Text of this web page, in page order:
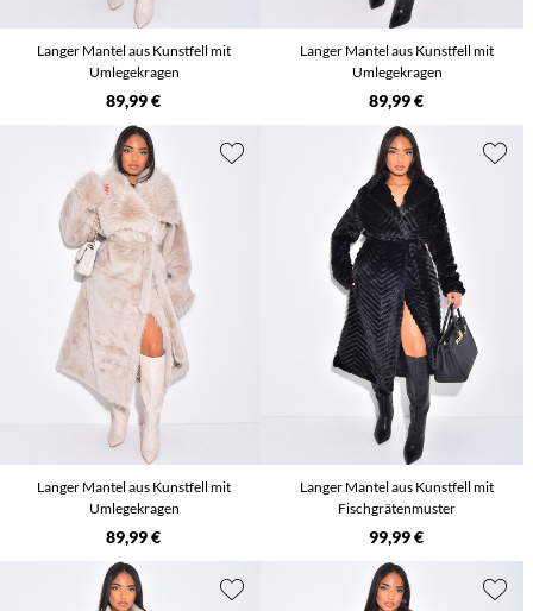
Langer Mantel aus Kunstfell mit
Umlegekragen
89,99 €
Langer Mantel aus Kunstfell mit
Umlegekragen
89,99 €
Langer Mantel aus Kunstfell mit
Umlegekragen
89,99 €
Langer Mantel aus Kunstfell mit
Fischgrätenmuster
99,99 €